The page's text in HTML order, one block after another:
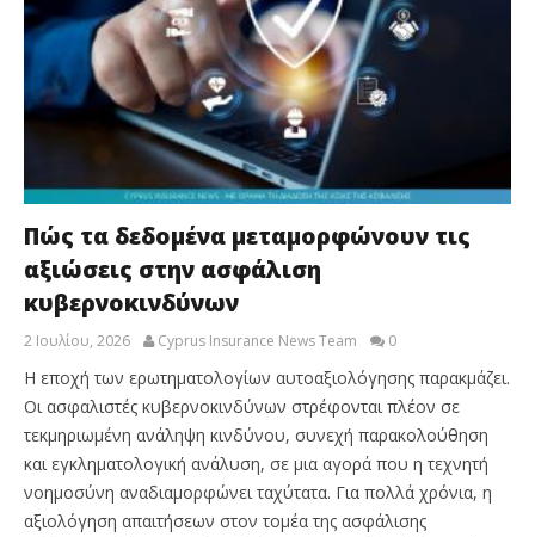
Πώς τα δεδομένα μεταμορφώνουν τις
αξιώσεις στην ασφάλιση
κυβερνοκινδύνων
2 Ιουλίου, 2026 Cyprus Insurance News Team 0
Η εποχή των ερωτηματολογίων αυτοαξιολόγησης παρακμάζει.
Οι ασφαλιστές κυβερνοκινδύνων στρέφονται πλέον σε
τεκμηριωμένη ανάληψη κινδύνου, συνεχή παρακολούθηση
και εγκληματολογική ανάλυση, σε μια αγορά που η τεχνητή
νοημοσύνη αναδιαμορφώνει ταχύτατα. Για πολλά χρόνια, η
αξιολόγηση απαιτήσεων στον τομέα της ασφάλισης